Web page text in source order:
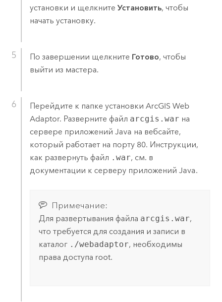
установки и щелкните Установить, чтобы
начать установку.
По завершении щелкните Готово, чтобы
выйти из мастера.
Перейдите к папке установки ArcGIS Web
Adaptor. Разверните файл arcgis.war на
сервере приложений Java на вебсайте,
который работает на порту 80. Инструкции,
как развернуть файл .war, см. в
документации к серверу приложений Java.
Примечание:
Для развертывания файла arcgis.war,
что требуется для создания и записи в
каталог ./webadaptor, необходимы
права доступа root.